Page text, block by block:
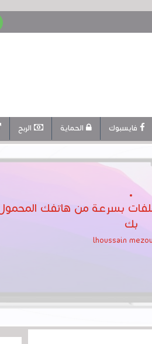
فايسبوك الحماية الربح
بك